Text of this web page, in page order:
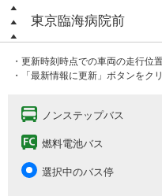
東京臨海病院前
・更新時刻時点での車両の走行位
・「最新情報に更新」ボタンをク
ノンステップバス
燃料電池バス
選択中のバス停